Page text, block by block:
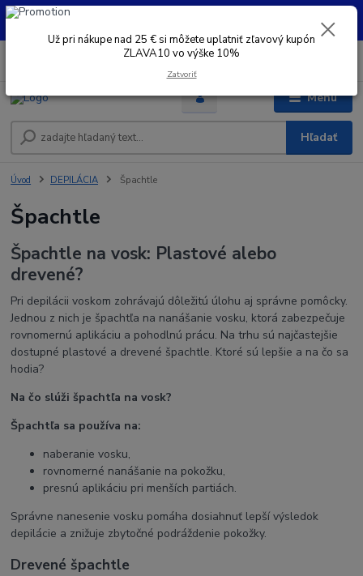
UŽ PRI NÁKUPE OD 30 € SI MOŽETE UPLATNIŤ ZĽAVOVÝ KUPÓN -
Menu
EUR
Hľadať
Úvod DEPILÁCIA Špachtle
Špachtle
Špachtle na vosk: Plastové alebo
drevené?
Pri depilácii voskom zohrávajú dôležitú úlohu aj správne pomôcky.
Jednou z nich je špachtľa na nanášanie vosku, ktorá zabezpečuje
rovnomernú aplikáciu a pohodlnú prácu. Na trhu sú najčastejšie
dostupné plastové a drevené špachtle. Ktoré sú lepšie a na čo sa
hodia?
Na čo slúži špachtľa na vosk?
Špachtľa sa používa na:
naberanie vosku,
rovnomerné nanášanie na pokožku,
presnú aplikáciu pri menších partiách.
Správne nanesenie vosku pomáha dosiahnuť lepší výsledok
depilácie a znižuje zbytočné podráždenie pokožky.
Drevené špachtle
Už pri nákupe nad 25 € si môžete uplatniť zľavový kupón
ZLAVA10 vo výške 10%
Zatvoriť